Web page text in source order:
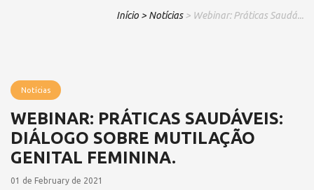
Início > Notícias > Webinar: Práticas Saudá...
Notícias
WEBINAR: PRÁTICAS SAUDÁVEIS:
DIÁLOGO SOBRE MUTILAÇÃO
GENITAL FEMININA.
01 de February de 2021